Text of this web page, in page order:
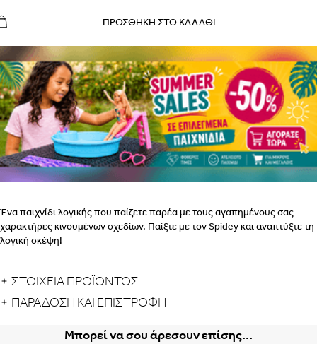
ΠΡΟΣΘΉΚΗ ΣΤΟ ΚΑΛΆΘΙ
Ένα παιχνίδι λογικής που παίζετε παρέα με τους αγαπημένους σας
χαρακτήρες κινουμένων σχεδίων. Παίξτε με τον Spidey και αναπτύξτε τη
λογική σκέψη!
ΣΤΟΙΧΕΙΑ ΠΡΟΪΟΝΤΟΣ
ΠΑΡΆΔΟΣΗ ΚΑΙ ΕΠΙΣΤΡΟΦΉ
Μπορεί να σου άρεσουν επίσης...